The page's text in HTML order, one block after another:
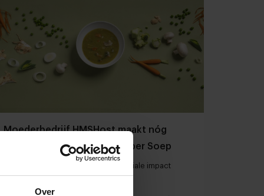
Over
Moederbedrijf HMSHost maakt nóg
meer impact met Henri’s Super Soep
Groentesoep met duurzame én sociale impact